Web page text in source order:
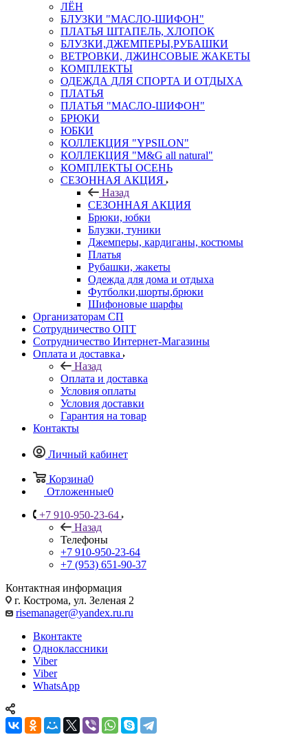
ЛЁН
БЛУЗКИ "МАСЛО-ШИФОН"
ПЛАТЬЯ ШТАПЕЛЬ, ХЛОПОК
БЛУЗКИ,ДЖЕМПЕРЫ,РУБАШКИ
ВЕТРОВКИ, ДЖИНСОВЫЕ ЖАКЕТЫ
КОМПЛЕКТЫ
ОДЕЖДА ДЛЯ СПОРТА И ОТДЫХА
ПЛАТЬЯ
ПЛАТЬЯ "МАСЛО-ШИФОН"
БРЮКИ
ЮБКИ
КОЛЛЕКЦИЯ "YPSILON"
КОЛЛЕКЦИЯ "M&G all natural"
КОМПЛЕКТЫ ОСЕНЬ
СЕЗОННАЯ АКЦИЯ
Назад
СЕЗОННАЯ АКЦИЯ
Брюки, юбки
Блузки, туники
Джемперы, кардиганы, костюмы
Платья
Рубашки, жакеты
Одежда для дома и отдыха
Футболки,шорты,брюки
Шифоновые шарфы
Организаторам СП
Сотрудничество ОПТ
Сотрудничество Интернет-Магазины
Оплата и доставка
Назад
Оплата и доставка
Условия оплаты
Условия доставки
Гарантия на товар
Контакты
Личный кабинет
Корзина0
Отложенные0
+7 910-950-23-64
Назад
Телефоны
+7 910-950-23-64
+7 (953) 651-90-37
Контактная информация
г. Кострома, ул. Зеленая 2
risemanager@yandex.ru.ru
Вконтакте
Одноклассники
Viber
Viber
WhatsApp